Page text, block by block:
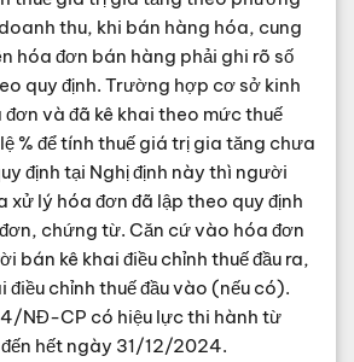
thu, khi bán hàng hóa, cung
hóa đơn bán hàng phải ghi rõ số
quy định. Trường hợp cơ sở kinh
và đã kê khai theo mức thuế
% để tính thuế giá trị gia tăng chưa
định tại Nghị định này thì người
xử lý hóa đơn đã lập theo quy định
chứng từ. Căn cứ vào hóa đơn
bán kê khai điều chỉnh thuế đầu ra,
điều chỉnh thuế đầu vào (nếu có).
NĐ-CP có hiệu lực thi hành từ
hết ngày 31/12/2024.